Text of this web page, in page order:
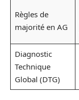
Règles de
majorité en AG
Diagnostic
Technique
Global (DTG)